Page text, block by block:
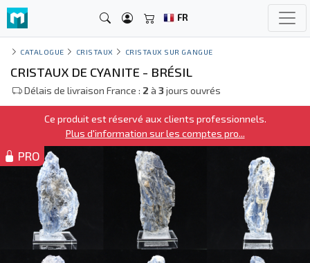
FR
CATALOGUE CRISTAUX CRISTAUX SUR GANGUE
CRISTAUX DE CYANITE - BRÉSIL
Délais de livraison France : 2 à 3jours ouvrés
Ce produit est réservé aux clients professionnels.
Plus d'information sur les comptes pro...
PRO